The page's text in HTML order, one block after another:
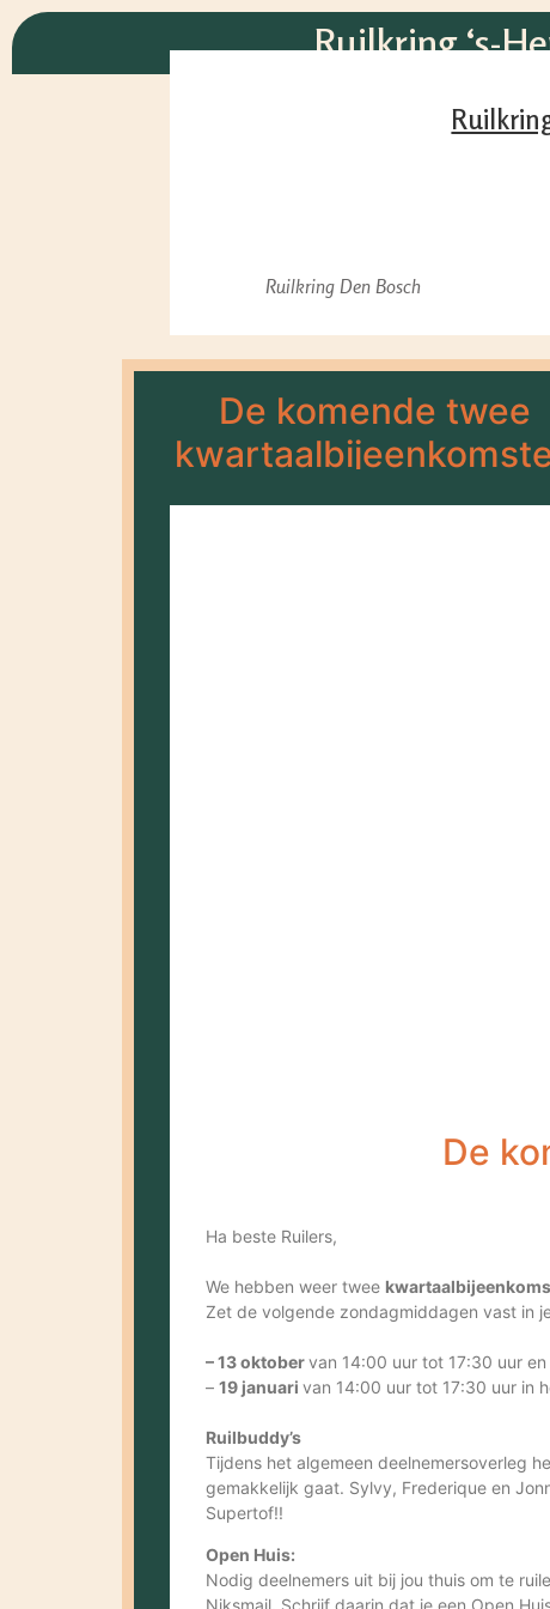
Ruilkring ‘s-
Ruilkring Den Bosch
De komende twee
De
Ha beste Ruilers,
We hebben weer twee
Zet de volgende zondagmiddagen vast in
– 13 oktobervan 14:00 uur tot 17:30 uur en
– 19 januari van 14:00 uur tot 17:30 uur in
Ruilbuddy’s
Tijdens het algemeen deelnemersoverleg
gemakkelijk gaat. Sylvy, Frederique en
Supertof!!
Open Huis:
Nodig deelnemers uit bij jou thuis om te